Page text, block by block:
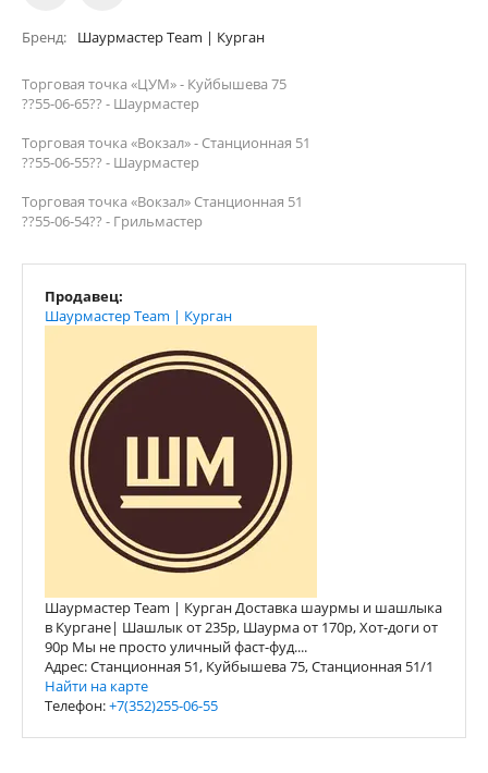
Бренд Шаурмастер Team | Курган
Торговая точка «ЦУМ» - Куйбышева 75
??55-06-65?? - Шаурмастер
Торговая точка «Вокзал» - Станционная 51
??55-06-55?? - Шаурмастер
Торговая точка «Вокзал» Станционная 51
??55-06-54?? - Грильмастер
Продавец:
Шаурмастер Team | Курган
Шаурмастер Team | Курган Доставка шаурмы и шашлыка
в Кургане| Шашлык от 235р, Шаурма от 170р, Хот-доги от
90р Мы не просто уличный фаст-фуд....
Адрес: Станционная 51, Куйбышева 75, Станционная 51/1
Найти на карте
Телефон:+7(352)255-06-55